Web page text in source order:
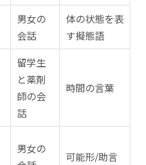
男女の
会話
体の状態を表
す擬態語
留学生
と薬剤
師の会
話
時間の言葉
男女の
可能形/助言